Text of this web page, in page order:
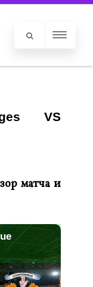
VS
матча и